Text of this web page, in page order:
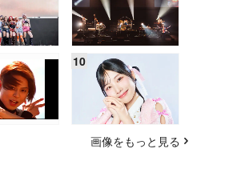
画像をもっと見る